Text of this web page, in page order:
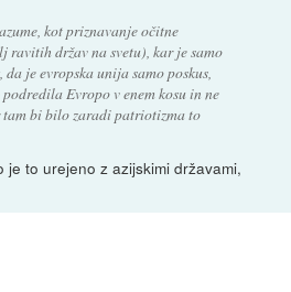
kot priznavanje očitne
ravitih držav na svetu), kar je samo
je evropska unija samo poskus,
Evropo v enem kosu in ne
tam bi bilo zaradi patriotizma to
je to urejeno z azijskimi državami,